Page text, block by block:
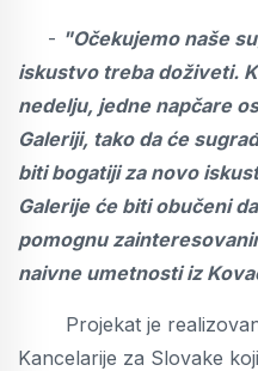
- "Očekujemo naše
iskustvo treba doživeti.
nedelju, jedne napčare
Galeriji, tako da će
biti bogatiji za novo
Galerije će biti obučeni
pomognu
naivne umetnosti iz
Projekat je realizovan
Kancelarije za Slovake